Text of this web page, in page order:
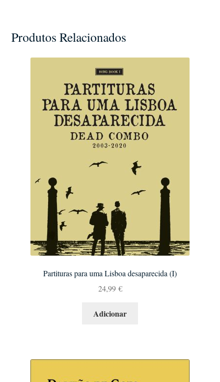
Produtos Relacionados
Partituras para uma Lisboa desaparecida (I)
24,99 €
Adicionar